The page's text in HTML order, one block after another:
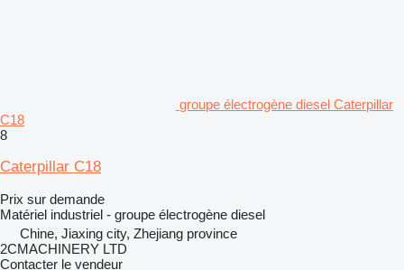
groupe électrogène diesel Caterpillar
C18
8
Caterpillar C18
Prix sur demande
Matériel industriel - groupe électrogène diesel
Chine, Jiaxing city, Zhejiang province
2CMACHINERY LTD
Contacter le vendeur